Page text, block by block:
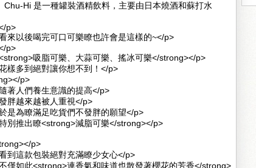
Chu-Hi 是一種罐裝酒精飲料，主要由日本燒酒和蘇打水
p>
來以後喝完可口可樂瞭也許會是這樣的~</p>
p>
吸脂可樂、大蒜可樂、搖冰可樂</strong></p>
樣多到絕對讓你想不到！</p>
p>
著人們養生意識的提高</p>
胖越來越被人重視</p>
是為瞭滿足吃貨們不發胖的願望</p>
別推出瞭<strong>減脂可樂</strong></p>
p>
到這款包裝絕對充滿瞭少女心</p>
僅如此<strong>連香氣和味道也散發著櫻花的芳香</strong>